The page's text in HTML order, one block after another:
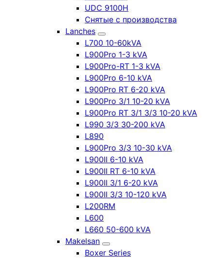
UDC 9100H
Снятые с производства
Lanches
L700 10-60kVA
L900Pro 1-3 kVA
L900Pro-RT 1-3 kVA
L900Pro 6-10 kVA
L900Pro RT 6-20 kVA
L900Pro 3/1 10-20 kVA
L900Pro RT 3/1 3/3 10-20 kVA
L990 3/3 30-200 kVA
L890
L900Pro 3/3 10-30 kVA
L900II 6-10 kVA
L900II RT 6-10 kVA
L900II 3/1 6-20 kVA
L900II 3/3 10-120 kVA
L200RM
L600
L660 50-600 kVA
Makelsan
Boxer Series